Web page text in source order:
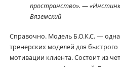
пространство». —
Вяземский
Справочно. Модель Б.О.К.С. —
тренерских моделей для
мотивации клиента. Состоит из